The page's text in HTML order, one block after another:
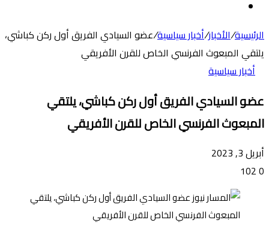
الرئيسية/الأخبار/أخبار سياسية/عضو السيادي الفريق أول ركن كباشي،
يلتقي المبعوث الفرنسي الخاص للقرن الأفريقي
أخبار سياسية
عضو السيادي الفريق أول ركن كباشي، يلتقي
المبعوث الفرنسي الخاص للقرن الأفريقي
أبريل 3, 2023
0